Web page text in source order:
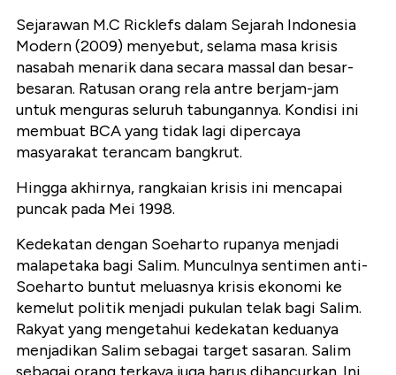
Sejarawan M.C Ricklefs dalam Sejarah Indonesia
Modern (2009) menyebut, selama masa krisis
nasabah menarik dana secara massal dan besar-
besaran. Ratusan orang rela antre berjam-jam
untuk menguras seluruh tabungannya. Kondisi ini
membuat BCA yang tidak lagi dipercaya
masyarakat terancam bangkrut.
Hingga akhirnya, rangkaian krisis ini mencapai
puncak pada Mei 1998.
Kedekatan dengan Soeharto rupanya menjadi
malapetaka bagi Salim. Munculnya sentimen anti-
Soeharto buntut meluasnya krisis ekonomi ke
kemelut politik menjadi pukulan telak bagi Salim.
Rakyat yang mengetahui kedekatan keduanya
menjadikan Salim sebagai target sasaran. Salim